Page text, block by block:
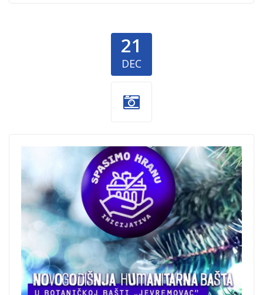
21
DEC
NG-basta-1.jpg